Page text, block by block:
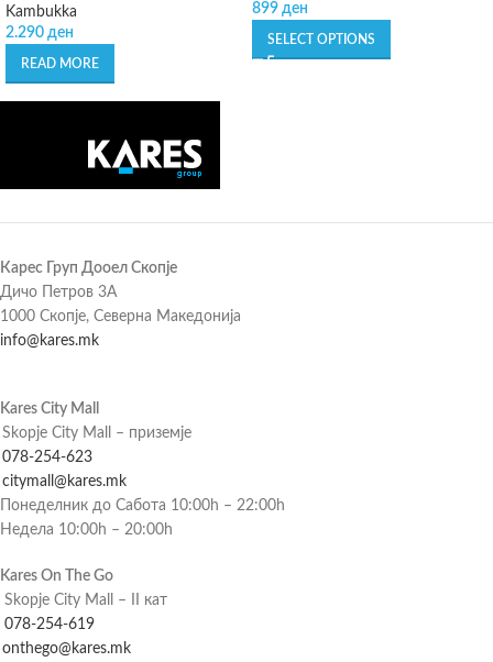
Kambukka
2.290 ден
READ MORE
899 ден
SELECT OPTIONS
Карес Груп Дооел Скопје
Дичо Петров 3А
1000 Скопје, Северна Македонија
info@kares.mk
Kares City Mall
Skopje City Mall – приземје
078-254-623
citymall@kares.mk
Понеделник до Сабота 10:00h – 22:00h
Недела 10:00h – 20:00h
Kares On The Go
Skopje City Mall – II кат
078-254-619
onthego@kares.mk